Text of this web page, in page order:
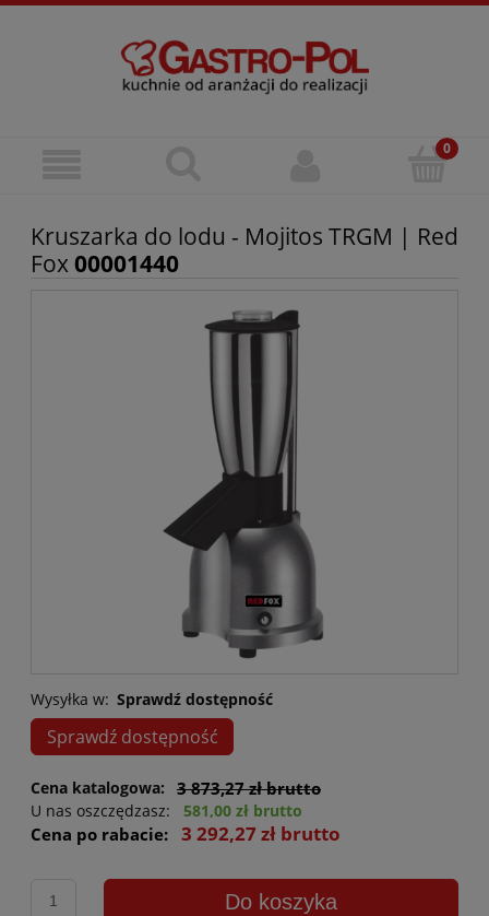
Kruszarka do lodu - Mojitos TRGM | Red
Fox00001440
Wysyłka w: Sprawdź dostępność
Sprawdź dostępność
Cena katalogowa: 3 873,27 zł brutto
U nas oszczędzasz: 581,00 zł brutto
Cena po rabacie: 3 292,27 zł brutto
Do koszyka